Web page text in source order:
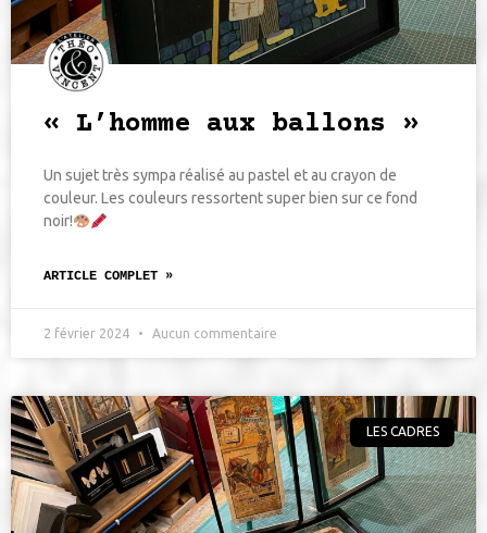
« L’homme aux ballons »
Un sujet très sympa réalisé au pastel et au crayon de
couleur. Les couleurs ressortent super bien sur ce fond
noir!
ARTICLE COMPLET »
2 février 2024 Aucun commentaire
LES CADRES